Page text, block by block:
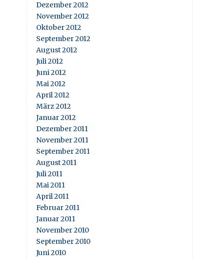
Dezember 2012
November 2012
Oktober 2012
September 2012
August 2012
Juli 2012
Juni 2012
Mai 2012
April 2012
März 2012
Januar 2012
Dezember 2011
November 2011
September 2011
August 2011
Juli 2011
Mai 2011
April 2011
Februar 2011
Januar 2011
November 2010
September 2010
Juni 2010